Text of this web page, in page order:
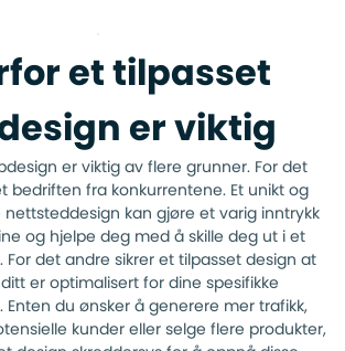
et tilpasset
er viktig
er viktig av flere grunner. For det
bedriften fra konkurrentene. Et unikt og
kan gjøre et varig inntrykk
og hjelpe deg med å skille deg ut i et
det andre sikrer et tilpasset design at
er optimalisert for dine spesifikke
Enten du ønsker å generere mer trafikk,
kunder eller selge flere produkter,